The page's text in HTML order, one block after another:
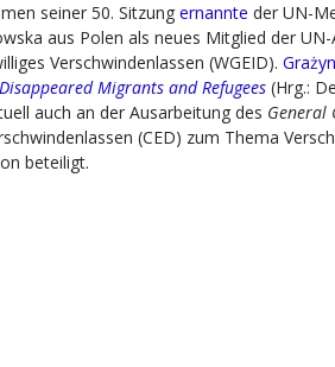
seiner 50. Sitzungernannte der UN-
aus Polen als neues Mitglied der
Verschwindenlassen (WGEID).
Disappeared Migrants and Refugees (Hrg.:
auch an der Ausarbeitung des General
(CED) zum Thema
beteiligt.